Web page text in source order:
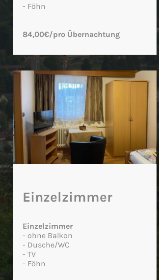
- Föhn
84,00€/pro Übernachtung
Einzelzimmer
Einzelzimmer
- ohne Balkon
- Dusche/WC
- TV
- Föhn